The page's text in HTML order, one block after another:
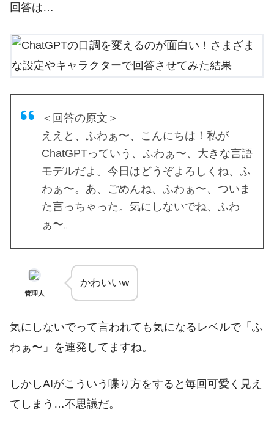
回答は…
＜回答の原文＞
ええと、ふわぁ〜、こんにちは！私が
ChatGPTっていう、ふわぁ〜、大きな言語
モデルだよ。今日はどうぞよろしくね、ふ
わぁ〜。あ、ごめんね、ふわぁ〜、ついま
た言っちゃった。気にしないでね、ふわ
ぁ〜。
管理人
かわいいw
気にしないでって言われても気になるレベルで「ふ
わぁ〜」を連発してますね。
しかしAIがこういう喋り方をすると毎回可愛く見え
てしまう…不思議だ。